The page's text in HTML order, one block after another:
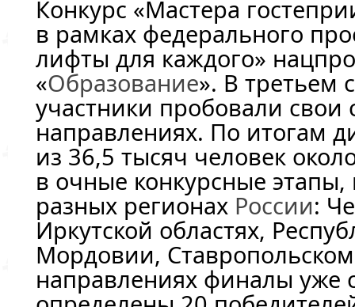
Конкурс «Мастера
в рамках федерального
лифты для каждого»
«Образование». В третьем
участники пробовали свои
направлениях. По итогам
из 36,5 тысяч человек
в очные конкурсные
разных регионах России:
Иркутской областях,
Мордовии,
направлениях финалы уже